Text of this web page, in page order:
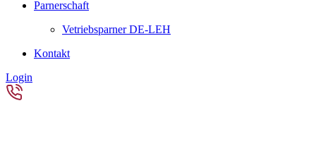
Parnerschaft
Vetriebsparner DE-LEH
Kontakt
Login